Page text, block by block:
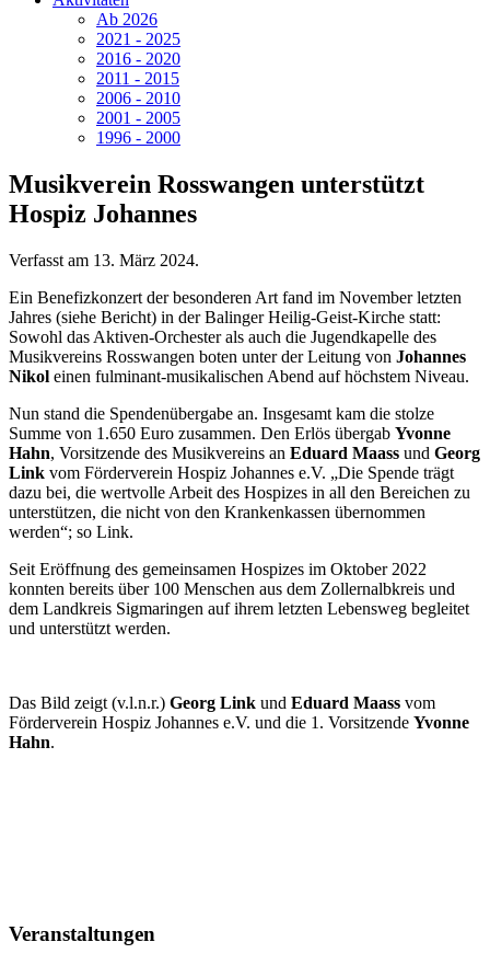
Ab 2026
2021 - 2025
2016 - 2020
2011 - 2015
2006 - 2010
2001 - 2005
1996 - 2000
Musikverein Rosswangen unterstützt
Hospiz Johannes
Verfasst am 13. März 2024.
Ein Benefizkonzert der besonderen Art fand im November letzten
Jahres (siehe Bericht) in der Balinger Heilig-Geist-Kirche statt:
Sowohl das Aktiven-Orchester als auch die Jugendkapelle des
Musikvereins Rosswangen boten unter der Leitung von Johannes
Nikol einen fulminant-musikalischen Abend auf höchstem Niveau.
Nun stand die Spendenübergabe an. Insgesamt kam die stolze
Summe von 1.650 Euro zusammen. Den Erlös übergab Yvonne
Hahn, Vorsitzende des Musikvereins an Eduard Maass und Georg
Link vom Förderverein Hospiz Johannes e.V. „Die Spende trägt
dazu bei, die wertvolle Arbeit des Hospizes in all den Bereichen zu
unterstützen, die nicht von den Krankenkassen übernommen
werden“; so Link.
Seit Eröffnung des gemeinsamen Hospizes im Oktober 2022
konnten bereits über 100 Menschen aus dem Zollernalbkreis und
dem Landkreis Sigmaringen auf ihrem letzten Lebensweg begleitet
und unterstützt werden.
Das Bild zeigt (v.l.n.r.) Georg Link und Eduard Maass vom
Förderverein Hospiz Johannes e.V. und die 1. Vorsitzende Yvonne
Hahn.
Veranstaltungen